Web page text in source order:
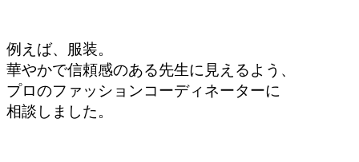
例えば、服装。
華やかで信頼感のある先生に見えるよう、
プロのファッションコーディネーターに
相談しました。